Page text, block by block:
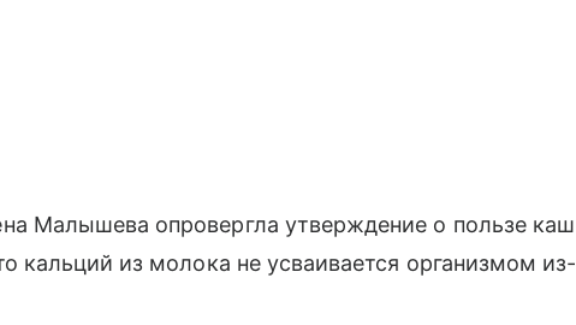
Малышева опровергла утверждение о пользе каш
кальций из молока не усваивается организмом из-